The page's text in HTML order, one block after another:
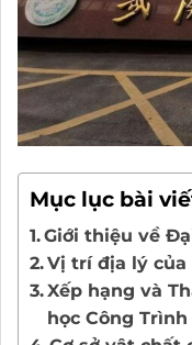
Mục lục bài
Giới thiệu về
Vị trí địa lý của
Xếp hạng và
học Công Trình